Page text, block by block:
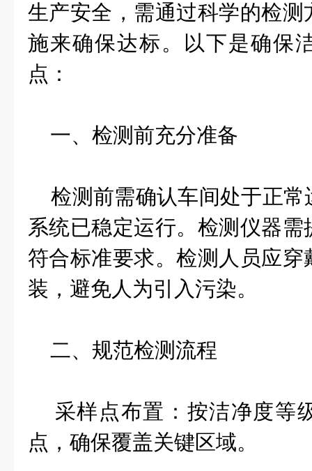
生产安全，需通过科学的检
施来确保达标。以下是确保
点：
一、检测前充分准备
检测前需确认车间处于正常
系统已稳定运行。检测仪器
符合标准要求。检测人员应
装，避免人为引入污染。
二、规范检测流程
采样点布置：按洁净度等
点，确保覆盖关键区域。